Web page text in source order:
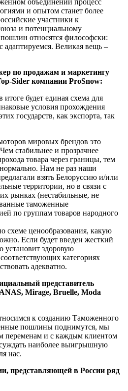
и опытом станет более
участники к
и потенциальному
относятся философски:
адаптируемся. Великая вещь –
по продажам и маркетингу
Sider компании ProSnow:
будет единая схема для
условия прохождения
государств, как экспорта, так
мировых брендов это
стабильнее и прозрачнее
товара через границы, тем
Нам не раз наши
взять Белоруссию и/или
территории, но в связи с
рынках (нестабильные, не
таможенные
по группам товаров народного
схеме ценообразования, какую
Если будет введен жесткий
установит здоровую
категориях
адекватно.
представитель
Mirage, Bruelle, Moda
к созданию Таможенного
пошлины поднимутся, мы
переменам и с каждым клиентом
наиболее выигрышную
нас.
представляющей в России ряд